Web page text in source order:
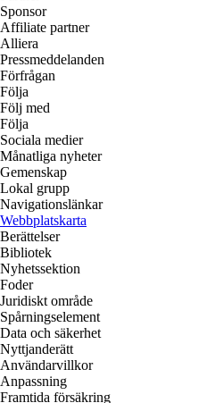
Sponsor
Affiliate partner
Alliera
Pressmeddelanden
Förfrågan
Följa
Följ med
Följa
Sociala medier
Månatliga nyheter
Gemenskap
Lokal grupp
Navigationslänkar
Webbplatskarta
Berättelser
Bibliotek
Nyhetssektion
Foder
Juridiskt område
Spårningselement
Data och säkerhet
Nyttjanderätt
Användarvillkor
Anpassning
Framtida försäkring